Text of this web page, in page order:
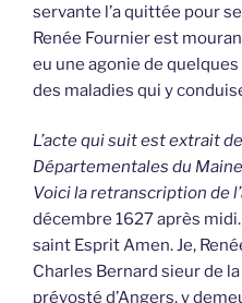
servante l’a quittée pour
Renée Fournier est
eu une agonie de
des maladies qui y
L’acte qui suit est extrait
Départementales du
Voici la retranscription de
décembre 1627 après
saint Esprit Amen. Je,
Charles Bernard sieur de
prévosté d’Angers, y